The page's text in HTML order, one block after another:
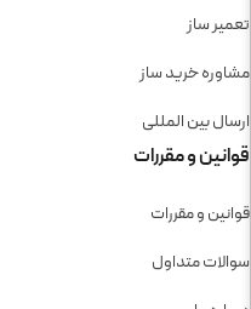
تعمیر ساز
مشاوره خرید ساز
ارسال بین المللی
قوانین و مقررات
قوانین و مقررات
سوالات متداول